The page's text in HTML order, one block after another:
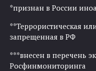
*признан в России
**Террористическая
запрещенная в РФ
***внесен в перечень
Росфинмониторинга